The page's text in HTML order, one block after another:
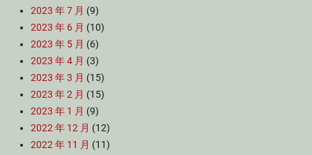
2023 年 7 月 (9)
2023 年 6 月 (10)
2023 年 5 月 (6)
2023 年 4 月 (3)
2023 年 3 月 (15)
2023 年 2 月 (15)
2023 年 1 月 (9)
2022 年 12 月 (12)
2022 年 11 月 (11)